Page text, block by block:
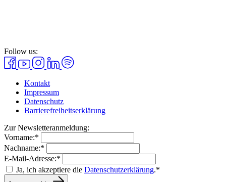
Follow us:
Kontakt
Impressum
Datenschutz
Barrierefreiheitserklärung
Zur Newsletteranmeldung:
Vorname:*
Nachname:*
E-Mail-Adresse:*
Ja, ich akzeptiere die Datenschutzerklärung.*